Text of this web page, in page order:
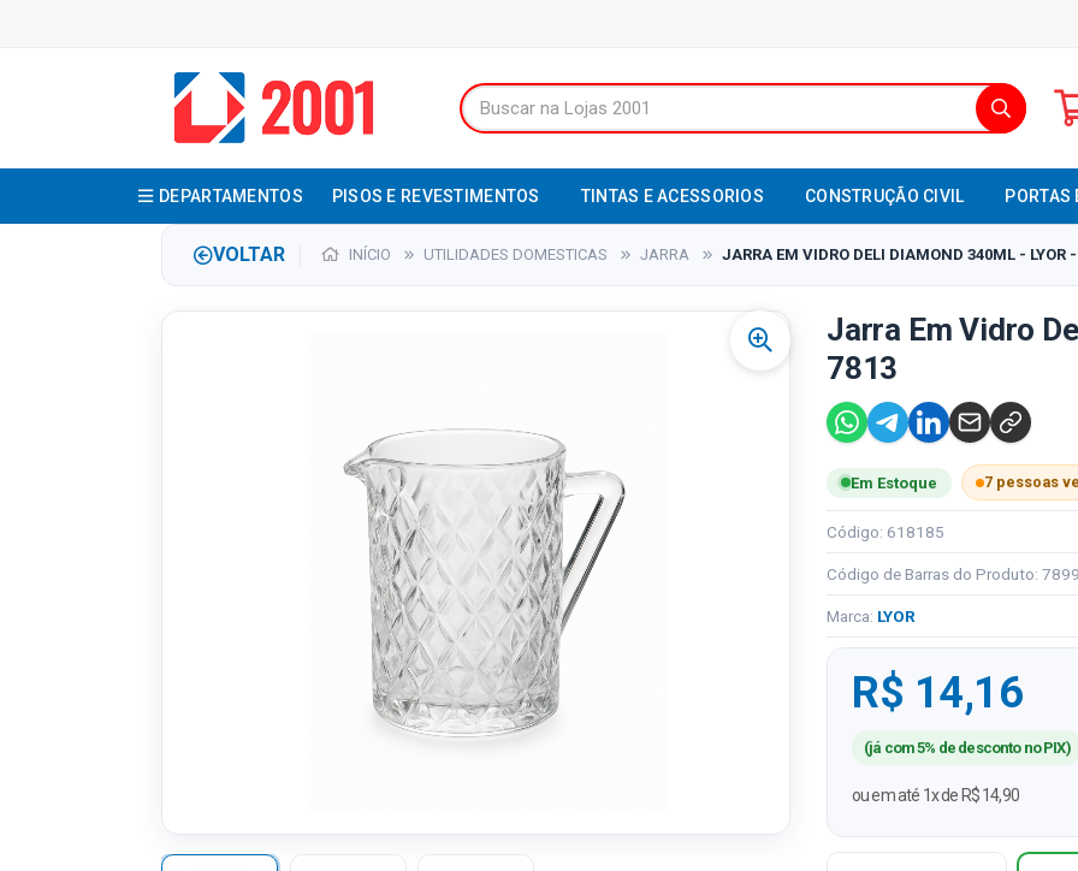
DEPARTAMENTOS PISOS E REVESTIMENTOS TINTAS E ACESSORIOS CONSTRUÇÃO CIVIL PORTAS
VOLTAR INÍCIO UTILIDADES DOMESTICAS JARRA JARRA EM VIDRO DELI DIAMOND 340ML - LYOR
Jarra Em Vidro
7813
Em Estoque 7 pessoas
Código: 618185
Código de Barras do Produto:
Marca: LYOR
R$ 14,16
(já com 5% de desconto no PIX)
ou em até 1x de R$ 14,90